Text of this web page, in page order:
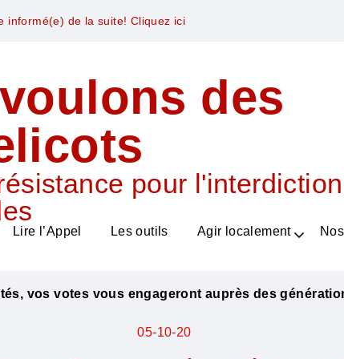
informé(e) de la suite! Cliquez ici
des
pour
Lire l’Appel Les outils Agir localement
vos votes vous engageront auprès des
05-10-20